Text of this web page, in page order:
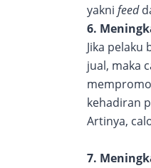
yakni feed
6.
Jika
jual, maka
kehadiran
Artinya,
7.